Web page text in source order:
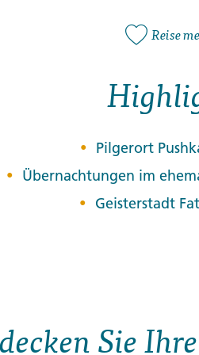
Reise
Pilgerort
Übernachtungen im
Geisterstadt
Sie